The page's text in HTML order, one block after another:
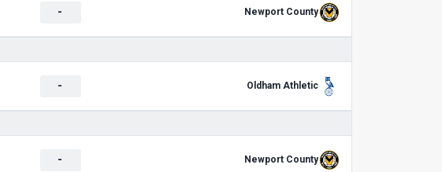
- Newport County
- Oldham Athletic
- Newport County